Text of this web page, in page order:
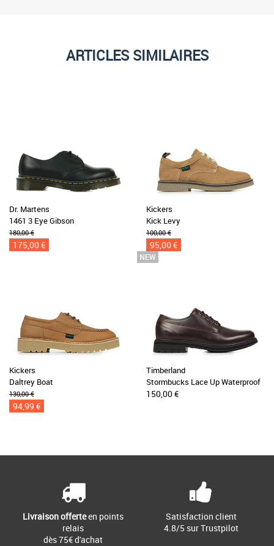
ARTICLES SIMILAIRES
Dr. Martens
1461 3 Eye Gibson
180,00 €
175,00 €
Kickers
Kick Levy
100,00 €
95,00 €
Kickers
Daltrey Boat
130,00 €
94,99 €
Timberland
Stormbucks Lace Up Waterproof
150,00 €
Livraison offerteen points
relais
dès 75€ d'achat
Satisfaction client
4.8/5 sur Trustpilot